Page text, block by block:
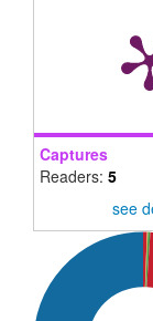
Captures
Readers: 5
see